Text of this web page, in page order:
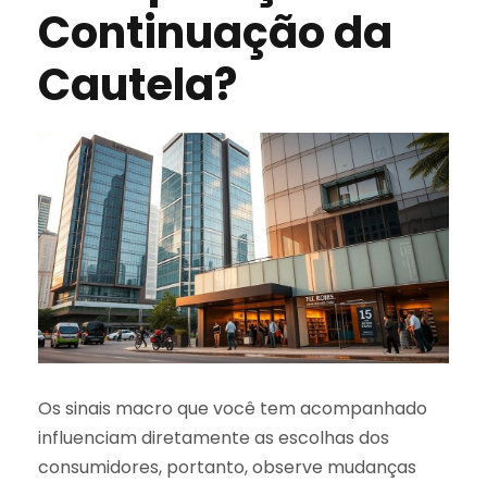
Continuação da
Cautela?
Os sinais macro que você tem acompanhado
influenciam diretamente as escolhas dos
consumidores, portanto, observe mudanças